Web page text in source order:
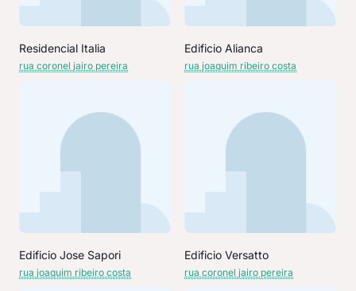
Residencial Italia
rua coronel jairo pereira
Edificio Alianca
rua joaquim ribeiro costa
Edificio Jose Sapori
rua joaquim ribeiro costa
Edificio Versatto
rua coronel jairo pereira